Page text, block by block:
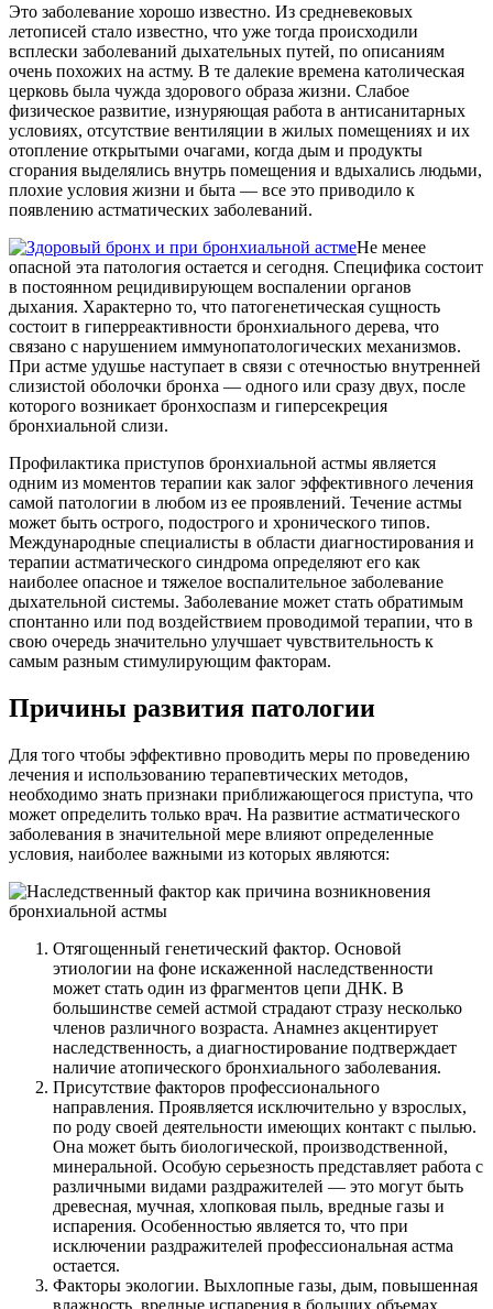
Это заболевание хорошо известно. Из средневековых
летописей стало известно, что уже тогда происходили
всплески заболеваний дыхательных путей, по описаниям
очень похожих на астму. В те далекие времена католическая
церковь была чужда здорового образа жизни. Слабое
физическое развитие, изнуряющая работа в антисанитарных
условиях, отсутствие вентиляции в жилых помещениях и их
отопление открытыми очагами, когда дым и продукты
сгорания выделялись внутрь помещения и вдыхались людьми,
плохие условия жизни и быта — все это приводило к
появлению астматических заболеваний.
Не менее
опасной эта патология остается и сегодня. Специфика состоит
в постоянном рецидивирующем воспалении органов
дыхания. Характерно то, что патогенетическая сущность
состоит в гиперреактивности бронхиального дерева, что
связано с нарушением иммунопатологических механизмов.
При астме удушье наступает в связи с отечностью внутренней
слизистой оболочки бронха — одного или сразу двух, после
которого возникает бронхоспазм и гиперсекреция
бронхиальной слизи.
Профилактика приступов бронхиальной астмы является
одним из моментов терапии как залог эффективного лечения
самой патологии в любом из ее проявлений. Течение астмы
может быть острого, подострого и хронического типов.
Международные специалисты в области диагностирования и
терапии астматического синдрома определяют его как
наиболее опасное и тяжелое воспалительное заболевание
дыхательной системы. Заболевание может стать обратимым
спонтанно или под воздействием проводимой терапии, что в
свою очередь значительно улучшает чувствительность к
самым разным стимулирующим факторам.
Причины развития патологии
Для того чтобы эффективно проводить меры по проведению
лечения и использованию терапевтических методов,
необходимо знать признаки приближающегося приступа, что
может определить только врач. На развитие астматического
заболевания в значительной мере влияют определенные
условия, наиболее важными из которых являются:
Отягощенный генетический фактор. Основой
этиологии на фоне искаженной наследственности
может стать один из фрагментов цепи ДНК. В
большинстве семей астмой страдают стразу несколько
членов различного возраста. Анамнез акцентирует
наследственность, а диагностирование подтверждает
наличие атопического бронхиального заболевания.
Присутствие факторов профессионального
направления. Проявляется исключительно у взрослых,
по роду своей деятельности имеющих контакт с пылью.
Она может быть биологической, производственной,
минеральной. Особую серьезность представляет работа с
различными видами раздражителей — это могут быть
древесная, мучная, хлопковая пыль, вредные газы и
испарения. Особенностью является то, что при
исключении раздражителей профессиональная астма
остается.
Факторы экологии. Выхлопные газы, дым, повышенная
влажность, вредные испарения в больших объемах